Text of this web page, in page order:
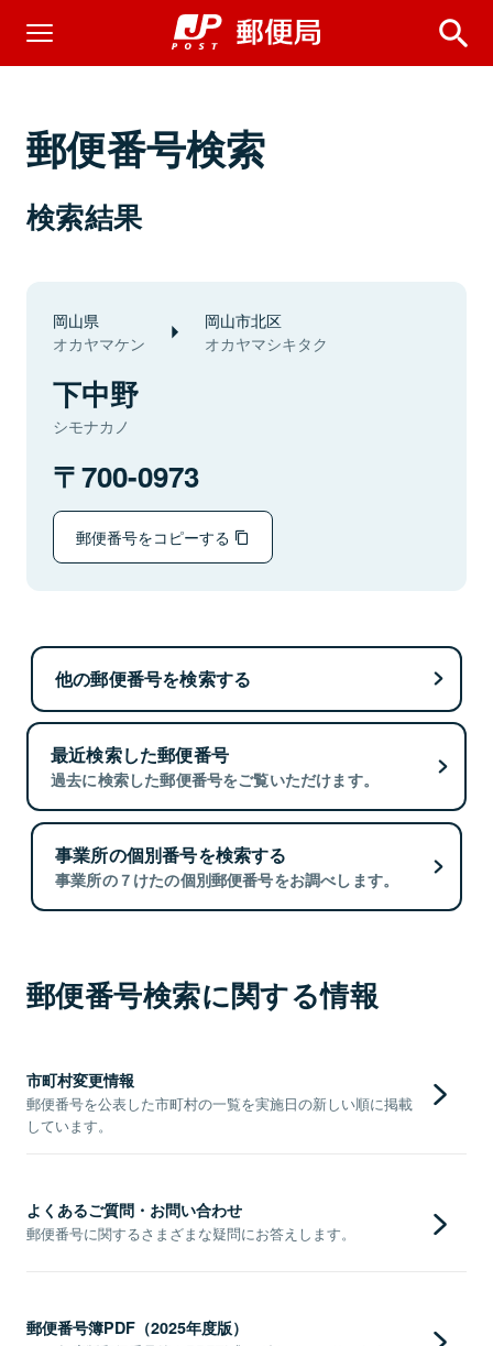
郵便番号検索
検索結果
岡山県
オカヤマケン
岡山市北区
オカヤマシキタク
下中野
シモナカノ
700-0973
郵便番号をコピーする
他の郵便番号を検索する
最近検索した郵便番号
過去に検索した郵便番号をご覧いただけます。
事業所の個別番号を検索する
事業所の７けたの個別郵便番号をお調べします。
郵便番号検索に関する情報
市町村変更情報
郵便番号を公表した市町村の一覧を実施日の新しい順に掲載
しています。
よくあるご質問・お問い合わせ
郵便番号に関するさまざまな疑問にお答えします。
郵便番号簿PDF（2025年度版）